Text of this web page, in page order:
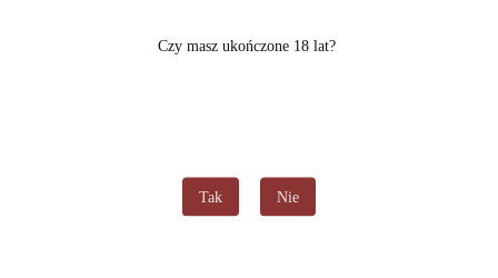
Czy masz ukończone 18 lat?
Tak Nie